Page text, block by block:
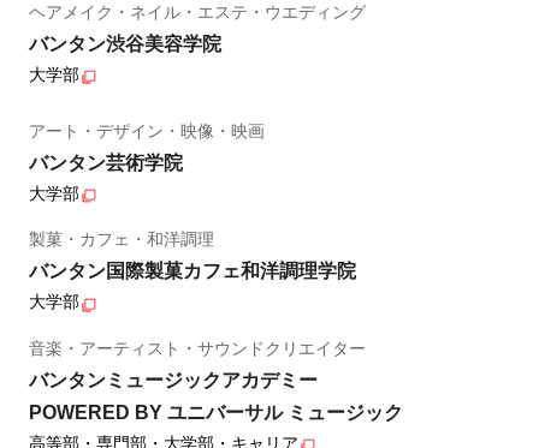
ヘアメイク・ネイル・エステ・ウエディング
バンタン渋谷美容学院
大学部
アート・デザイン・映像・映画
バンタン芸術学院
大学部
製菓・カフェ・和洋調理
バンタン国際製菓カフェ和洋調理学院
大学部
音楽・アーティスト・サウンドクリエイター
バンタンミュージックアカデミー
POWERED BY ユニバーサル ミュージック
高等部・専門部・大学部・キャリア